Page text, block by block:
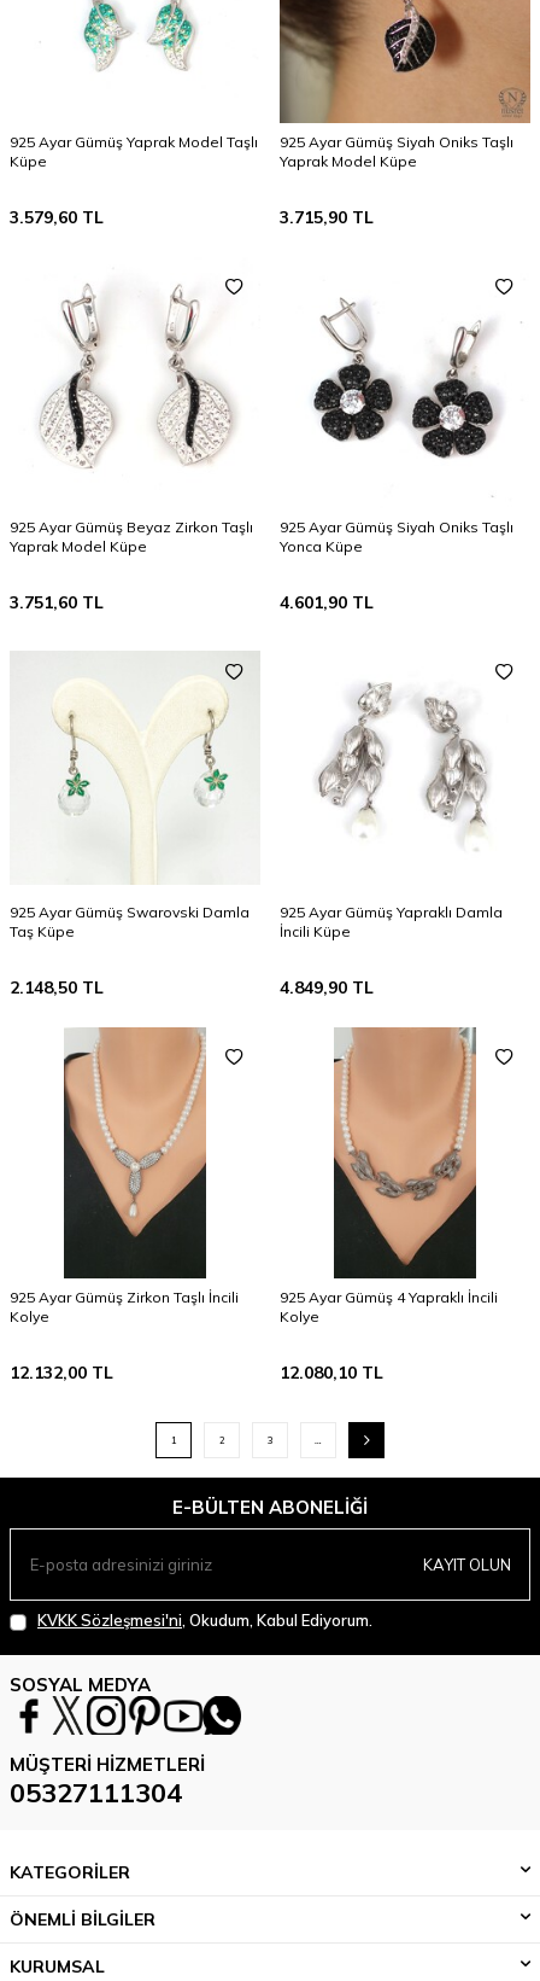
925 Ayar Gümüş Yaprak Model Taşlı
Küpe
3.579,60 TL
925 Ayar Gümüş Siyah Oniks Taşlı
Yaprak Model Küpe
3.715,90 TL
925 Ayar Gümüş Beyaz Zirkon Taşlı
Yaprak Model Küpe
3.751,60 TL
925 Ayar Gümüş Siyah Oniks Taşlı
Yonca Küpe
4.601,90 TL
925 Ayar Gümüş Swarovski Damla
Taş Küpe
2.148,50 TL
925 Ayar Gümüş Yapraklı Damla
İncili Küpe
4.849,90 TL
925 Ayar Gümüş Zirkon Taşlı İncili
Kolye
12.132,00 TL
925 Ayar Gümüş 4 Yapraklı İncili
Kolye
12.080,10 TL
1 2 3 …
E-BÜLTEN ABONELIĞI
KAYIT OLUN
KVKK Sözleşmesi'ni , Okudum, Kabul Ediyorum.
SOSYAL MEDYA
MÜŞTERI HIZMETLERI
05327111304
KATEGORİLER
ÖNEMLİ BİLGİLER
KURUMSAL